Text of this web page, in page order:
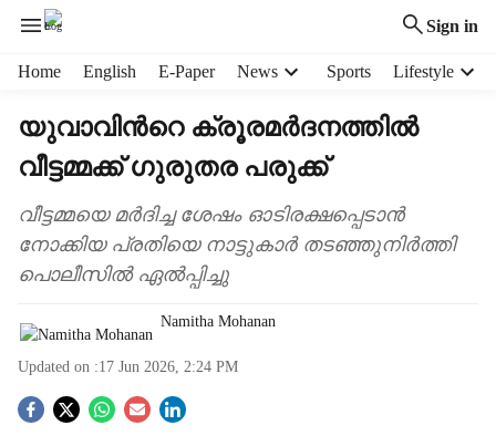
Sign in
Home English E-Paper News Sports Lifestyle
യുവാവിന്‍റെ ക്രൂരമർദനത്തിൽ
വീട്ടമ്മക്ക് ഗുരുതര പരുക്ക്
വീട്ടമ്മയെ മർദിച്ച ശേഷം ഓടിരക്ഷപ്പെടാൻ
നോക്കിയ പ്രതിയെ നാട്ടുകാർ തടഞ്ഞുനിർത്തി
പൊലീസിൽ ഏൽപ്പിച്ചു
Namitha Mohanan
Updated on :17 Jun 2026, 2:24 PM
S